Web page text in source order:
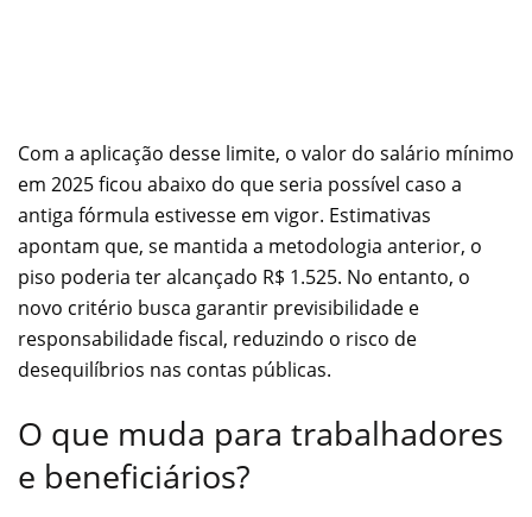
Com a aplicação desse limite, o valor do salário mínimo
em 2025 ficou abaixo do que seria possível caso a
antiga fórmula estivesse em vigor. Estimativas
apontam que, se mantida a metodologia anterior, o
piso poderia ter alcançado R$ 1.525. No entanto, o
novo critério busca garantir previsibilidade e
responsabilidade fiscal, reduzindo o risco de
desequilíbrios nas contas públicas.
O que muda para trabalhadores
e beneficiários?